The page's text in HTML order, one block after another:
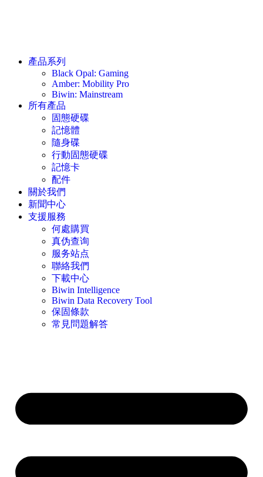
產品系列
Black Opal: Gaming
Amber: Mobility Pro
Biwin: Mainstream
所有產品
固態硬碟
記憶體
隨身碟
行動固態硬碟
記憶卡
配件
關於我們
新聞中心
支援服務
何處購買
真伪查询
服务站点
聯絡我們
下載中心
Biwin Intelligence
Biwin Data Recovery Tool
保固條款
常見問題解答